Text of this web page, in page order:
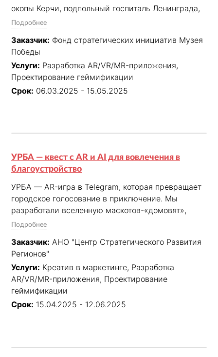
окопы Керчи, подпольный госпиталь Ленинграда,
маяк в блокаду и взрыв тоннеля в Берлине.
Каждая сцена — геймифицированный сюжет с
5D-эффектами: когда в VR мимо проходит
горящий танк, человек чувствует настоящий жар.
Не просто показать войну — а погрузить в неё.
Подробнее
Заказчик: Фонд стратегических инициатив Музея
Победы
Услуги: Разработка AR/VR/MR-приложения,
Проектирование геймификации
Срок: 06.03.2025 - 15.05.2025
УРБА — квест с AR и AI для вовлечения в
благоустройство
УРБА — AR-игра в Telegram, которая превращает
городское голосование в приключение. Мы
разработали вселенную маскотов-«домовят»,
представляющих каждый район Нижнего
встречают героев в дополненной реальности и
получают бонусы за участие в благоустройстве.
Геймификация и персонализированный ИИ
сделали голосование вовлекающим и по-
настоящему народным.
Подробнее
Заказчик: АНО "Центр Стратегического Развития
Регионов"
Услуги: Креатив в маркетинге, Разработка
AR/VR/MR-приложения, Проектирование
геймификации
Срок: 15.04.2025 - 12.06.2025